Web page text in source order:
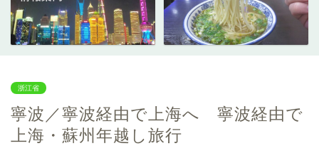
浙江省
寧波／寧波経由で上海へ 寧波経由で
上海・蘇州年越し旅行